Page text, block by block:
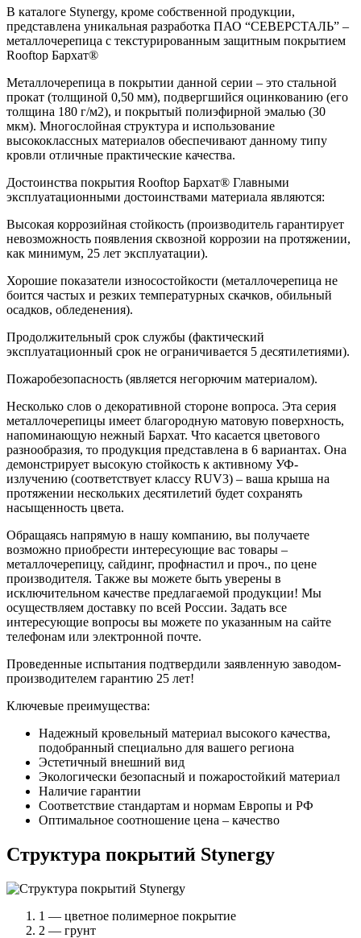
В каталоге Stynergy, кроме собственной продукции,
представлена уникальная разработка ПАО “СЕВЕРСТАЛЬ” –
металлочерепица с текстурированным защитным покрытием
Rooftop Бархат®
Металлочерепица в покрытии данной серии – это стальной
прокат (толщиной 0,50 мм), подвергшийся оцинкованию (его
толщина 180 г/м2), и покрытый полиэфирной эмалью (30
мкм). Многослойная структура и использование
высококлассных материалов обеспечивают данному типу
кровли отличные практические качества.
Достоинства покрытия Rooftop Бархат® Главными
эксплуатационными достоинствами материала являются:
Высокая коррозийная стойкость (производитель гарантирует
невозможность появления сквозной коррозии на протяжении,
как минимум, 25 лет эксплуатации).
Хорошие показатели износостойкости (металлочерепица не
боится частых и резких температурных скачков, обильный
осадков, обледенения).
Продолжительный срок службы (фактический
эксплуатационный срок не ограничивается 5 десятилетиями).
Пожаробезопасность (является негорючим материалом).
Несколько слов о декоративной стороне вопроса. Эта серия
металлочерепицы имеет благородную матовую поверхность,
напоминающую нежный Бархат. Что касается цветового
разнообразия, то продукция представлена в 6 вариантах. Она
демонстрирует высокую стойкость к активному УФ-
излучению (соответствует классу RUV3) – ваша крыша на
протяжении нескольких десятилетий будет сохранять
насыщенность цвета.
Обращаясь напрямую в нашу компанию, вы получаете
возможно приобрести интересующие вас товары –
металлочерепицу, сайдинг, профнастил и проч., по цене
производителя. Также вы можете быть уверены в
исключительном качестве предлагаемой продукции! Мы
осуществляем доставку по всей России. Задать все
интересующие вопросы вы можете по указанным на сайте
телефонам или электронной почте.
Проведенные испытания подтвердили заявленную заводом-
производителем гарантию 25 лет!
Ключевые преимущества:
Надежный кровельный материал высокого качества,
подобранный специально для вашего региона
Эстетичный внешний вид
Экологически безопасный и пожаростойкий материал
Наличие гарантии
Соответствие стандартам и нормам Европы и РФ
Оптимальное соотношение цена – качество
Структура покрытий Stynergy
1 — цветное полимерное покрытие
2 — грунт